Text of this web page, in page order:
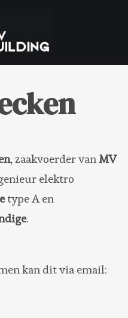
, zaakvoerder van MV
elektro
type A en
.
kan dit via email: